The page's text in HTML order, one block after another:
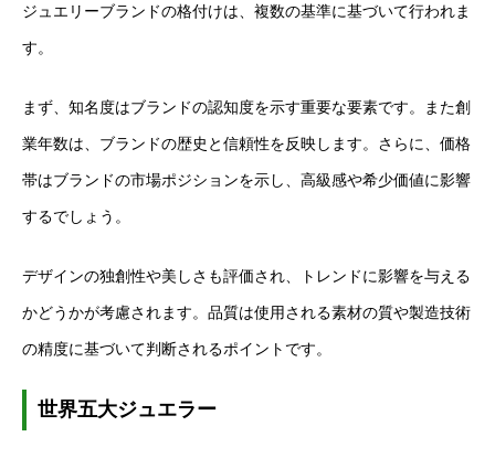
ジュエリーブランドの格付けは、複数の基準に基づいて行われま
す。
まず、知名度はブランドの認知度を示す重要な要素です。また創
業年数は、ブランドの歴史と信頼性を反映します。さらに、価格
帯はブランドの市場ポジションを示し、高級感や希少価値に影響
するでしょう。
デザインの独創性や美しさも評価され、トレンドに影響を与える
かどうかが考慮されます。品質は使用される素材の質や製造技術
の精度に基づいて判断されるポイントです。
世界五大ジュエラー